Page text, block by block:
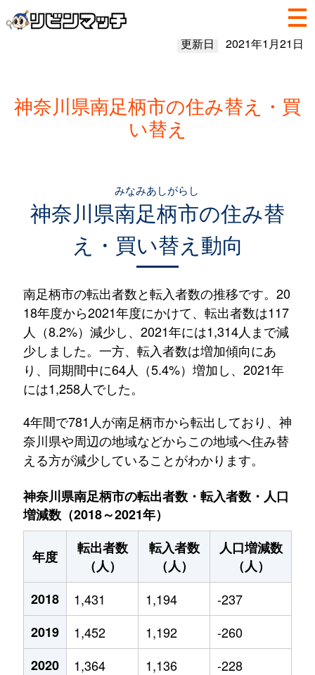
更新日 2021年1月21日
神奈川県南足柄市の住み替え・買
い替え
神奈川県南足柄市
みなみあしがらし
の住み替
え・買い替え動向
南足柄市の転出者数と転入者数の推移です。20
18年度から2021年度にかけて、転出者数は117
人（8.2%）減少し、2021年には1,314人まで減
少しました。一方、転入者数は増加傾向にあ
り、同期間中に64人（5.4%）増加し、2021年
には1,258人でした。
4年間で781人が南足柄市から転出しており、神
奈川県や周辺の地域などからこの地域へ住み替
える方が減少していることがわかります。
神奈川県南足柄市の転出者数・転入者数・人口
増減数（2018～2021年）
年度
転出者数
（人）
転入者数
（人）
人口増減数
（人）
2018
1,431 1,194
-237
2019
1,452 1,192
-260
2020
1,364 1,136
-228